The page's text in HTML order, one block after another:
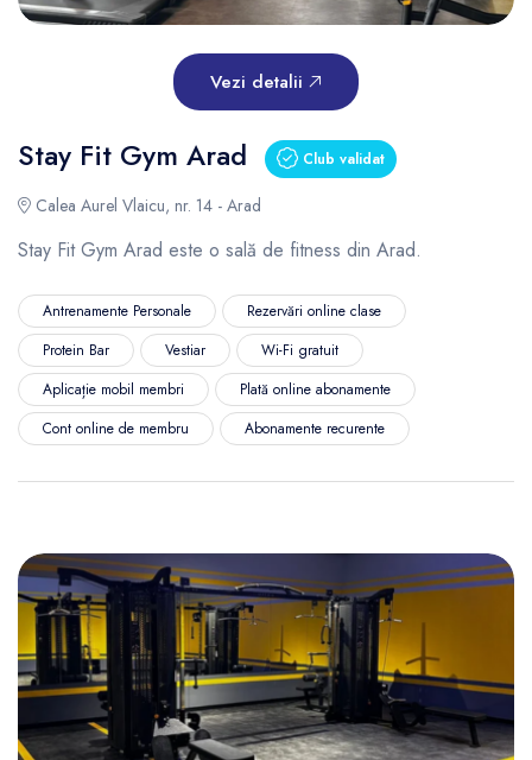
Vezi detalii
Stay Fit Gym Arad Club validat
Calea Aurel Vlaicu, nr. 14 - Arad
Stay Fit Gym Arad este o sală de fitness din Arad.
Antrenamente Personale
Rezervări online clase
Protein Bar
Vestiar
Wi-Fi gratuit
Aplicație mobil membri
Plată online abonamente
Cont online de membru
Abonamente recurente